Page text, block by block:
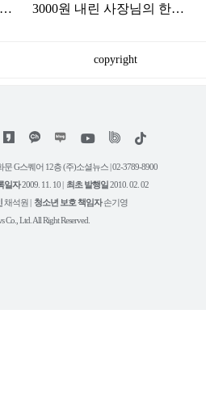
3000원 내린 사장님의 한마
copyright
위
트
리
유
튜
틱
G스퀘어 12층 (주)소셜뉴스 | 02-3789-8900
일자2009. 11. 10 | 최초 발행일2010. 02. 02
채석원 | 청소년 보호 책임자손기영
Co., Ltd. All Right Reserved.